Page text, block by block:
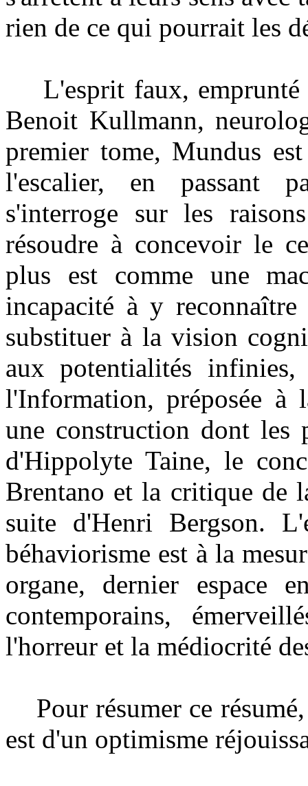
rien de ce qui pourrait les
L'esprit faux, emprunté
Benoit Kullmann,
premier tome, Mundus
l'escalier, en passant
s'interroge sur les
résoudre à concevoir le
plus est comme une
incapacité à y
substituer à la vision
aux potentialités
l'Information, préposée à
une construction dont les
d'Hippolyte Taine, le
Brentano et la critique de
suite d'Henri Bergson.
béhaviorisme est à la
organe, dernier espace
contemporains,
l'horreur et la médiocrité
Pour résumer ce
est d'un optimisme